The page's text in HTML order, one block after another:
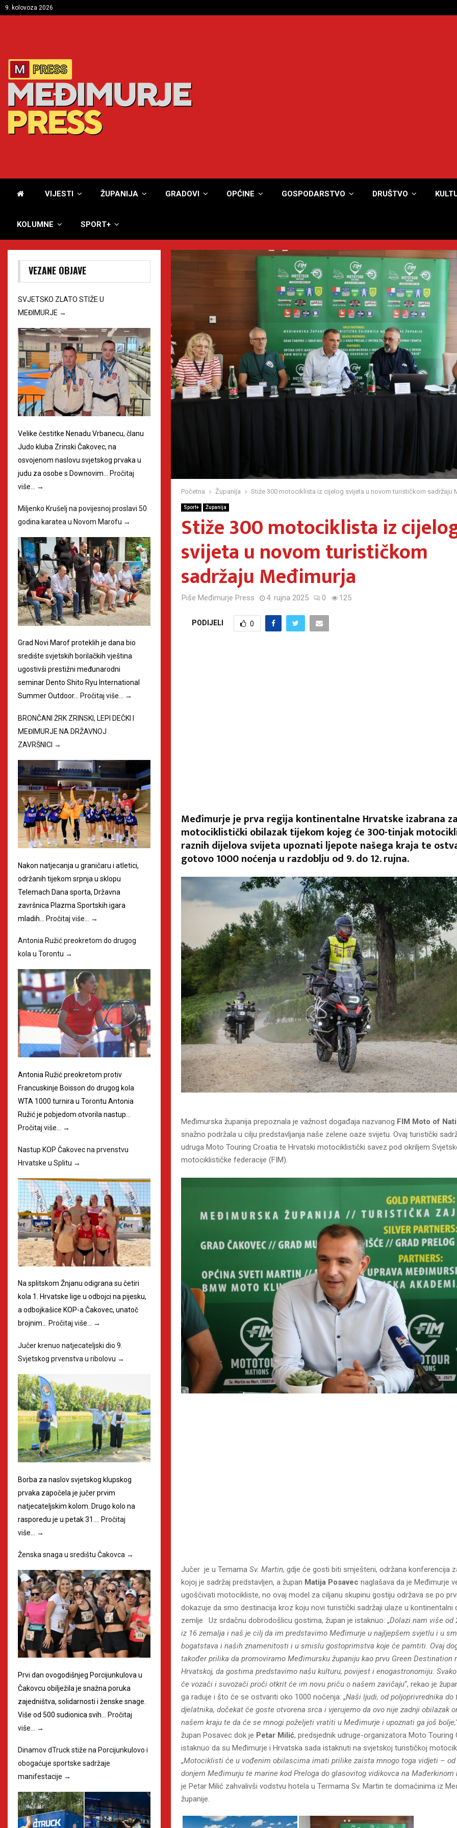
9. kolovoza 2026
VIJESTI ŽUPANIJA GRADOVI OPĆINE GOSPODARSTVO DRUŠTVO
KOLUMNE SPORT+
Početna Županija Stiže 300 motociklista iz cijelog svijeta u novom turističkom sadržaju
Sport+ Županija
Stiže 300 motociklista iz
svijeta u novom turističkom
sadržaju Međimurja
Piše Međimurje Press 4. rujna 2025 0 125
PODIJELI 0
Međimurje je prva regija kontinentalne Hrvatske izabrana
motociklistički obilazak tijekom kojeg će 300-tinjak
raznih dijelova svijeta upoznati ljepote našega kraja te
gotovo 1000 noćenja u razdoblju od 9. do 12. rujna.
Međimurska županija prepoznala je važnost događaja nazvanog FIM Moto of
snažno podržala u cilju predstavljanja naše zelene oaze svijetu. Ovaj turistički
udruga Moto Touring Croatia te Hrvatski motociklistički savez pod okriljem
motociklističke federacije (FIM).
Jučer je u Temama Sv. Martin, gdje će gosti biti smješteni, održana konferencija
kojoj je sadržaj predstavljen, a župan Matija Posavec naglašava da je Međimurje
ugošćivati motocikliste, no ovaj model za ciljanu skupinu gostiju održava se po
dokazuje da smo destinacija kroz koju novi turistički sadržaji ulaze u kontinentalni
zemlje. Uz srdačnu dobrodošlicu gostima, župan je istaknuo: „Dolazi nam više od
iz 16 zemalja i naš je cilj da im predstavimo Međimurje u najljepšem svjetlu i u
bogatstava i naših znamenitosti i u smislu gostoprimstva koje će pamtiti. Ovaj
također prilika da promoviramo Međimursku županiju kao prvu Green Destination
Hrvatskoj, da gostima predstavimo našu kulturu, povijest i enogastronomiju.
će vozači i suvozači proći otkrit će im novu priču o našem zavičaju“, rekao je
ga raduje i što će se ostvariti oko 1000 noćenja: „Naši ljudi, od poljoprivrednika
djelatnika, dočekat će goste otvorena srca i vjerujemo da ovo nije zadnji obilazak
našem kraju te da će se mnogi poželjeti vratiti u Međimurje i upoznati ga još bolje,
župan Posavec dok je Petar Milić, predsjednik udruge-organizatora Moto Touring
istaknuo da su Međimurje i Hrvatska sada istaknuti na svjetskoj turističkoj
„Motociklisti će u vođenim obilascima imati prilike zaista mnogo toga vidjeti – od
donjem Međimurju te marine kod Preloga do glasovitog vidikovca na Mađerkinom
je Petar Milić zahvalivši vodstvu hotela u Termama Sv. Martin te domaćinima iz
županije.
VEZANE OBJAVE
SVJETSKO ZLATO STIŽE U
MEĐIMURJE →
Velike čestitke Nenadu Vrbanecu, članu
Judo kluba Zrinski Čakovec, na
osvojenom naslovu svjetskog prvaka u
judu za osobe s Downovim… Pročitaj
više… →
Miljenko Krušelj na povijesnoj proslavi 50
godina karatea u Novom Marofu →
Grad Novi Marof proteklih je dana bio
središte svjetskih borilačkih vještina
ugostivši prestižni međunarodni
seminar Dento Shito Ryu International
Summer Outdoor… Pročitaj više… →
BRONČANI ŽRK ZRINSKI, LEPI DEČKI I
MEĐIMURJE NA DRŽAVNOJ
ZAVRŠNICI →
Nakon natjecanja u graničaru i atletici,
održanih tijekom srpnja u sklopu
Telemach Dana sporta, Državna
završnica Plazma Sportskih igara
mladih…
Pročitaj više… →
Antonia Ružić preokretom do drugog
kola u Torontu →
Antonia Ružić preokretom protiv
Francuskinje Boisson do drugog kola
WTA 1000 turnira u Torontu Antonia
Ružić je pobjedom otvorila nastup…
Pročitaj više… →
Nastup KOP Čakovec na prvenstvu
Hrvatske u Splitu →
Na splitskom Žnjanu odigrana su četiri
kola 1. Hrvatske lige u odbojci na pijesku,
a odbojkašice KOP-a Čakovec, unatoč
brojnim… Pročitaj više… →
Jučer krenuo natjecateljski dio 9.
Svjetskog prvenstva u ribolovu →
Borba za naslov svjetskog klupskog
prvaka započela je jučer prvim
natjecateljskim kolom. Drugo kolo na
rasporedu je u petak 31.…
Pročitaj
više…
→
Ženska snaga u središtu Čakovca →
Prvi dan ovogodišnjeg Porcijunkulova u
Čakovcu obilježila je snažna poruka
zajedništva, solidarnosti i ženske snage.
Više od 500 sudionica svih… Pročitaj
više… →
Dinamov dTruck stiže na Porcijunkulovo i
obogaćuje sportske sadržaje
manifestacije →